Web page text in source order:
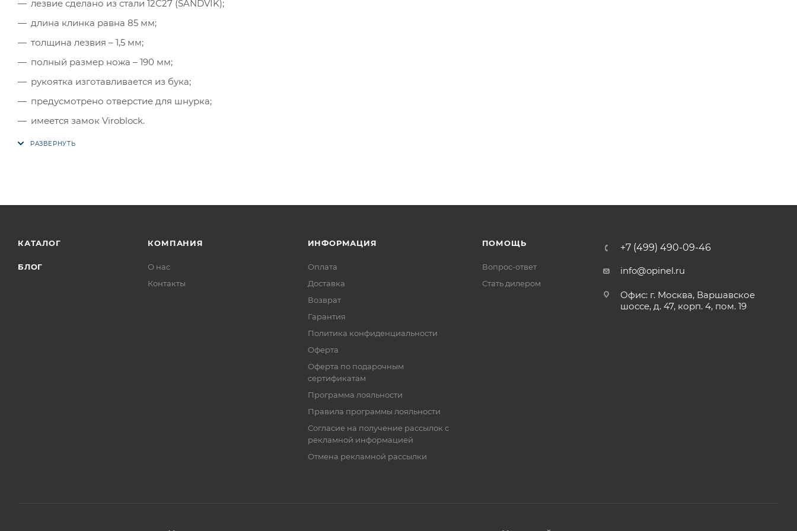
лезвие сделано из стали 12С27 (SANDVIK);
длина клинка равна 85 мм;
толщина лезвия – 1,5 мм;
полный размер ножа – 190 мм;
рукоятка изготавливается из бука;
предусмотрено отверстие для шнурка;
имеется замок Viroblock.
КАТАЛОГ
БЛОГ
КОМПАНИЯ
О нас
Контакты
ИНФОРМАЦИЯ
Оплата
Доставка
Возврат
Гарантия
Политика конфиденциальности
Оферта
Оферта по подарочным
сертификатам
Программа лояльности
Правила программы лояльности
Согласие на получение рассылок с
рекламной информацией
Отмена рекламной рассылки
ПОМОЩЬ
Вопрос-ответ
Стать дилером
+7 (499) 490-09-46
info@opinel.ru
Офис: г. Москва, Варшавское
шоссе, д. 47, корп. 4, пом. 19